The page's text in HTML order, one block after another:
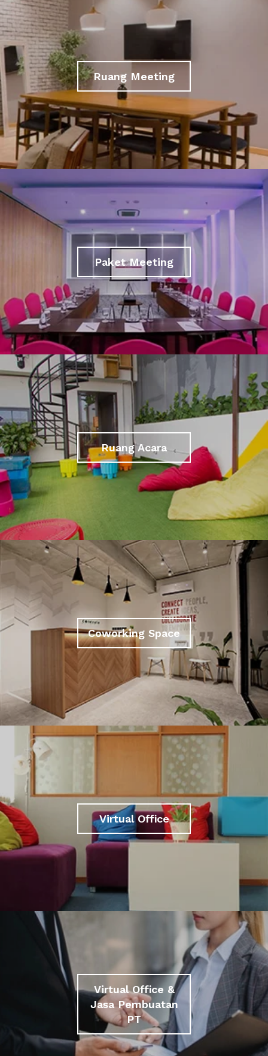
Ruang Meeting
Paket Meeting
Ruang Acara
Coworking Space
Virtual Office
Virtual Office &
Jasa Pembuatan
PT